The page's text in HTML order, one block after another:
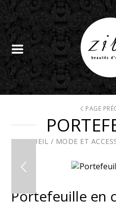
PAGE
ACCUEIL / MODE ET
Portefeuille en